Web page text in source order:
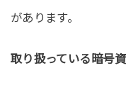
があります。
取り扱っている暗号